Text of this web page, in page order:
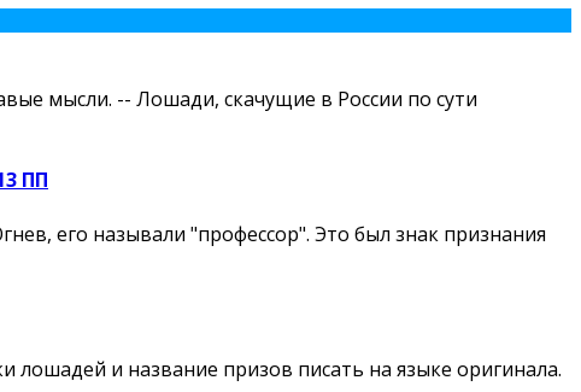
мысли. -- Лошади, скачущие в России по сути
ПП
его называли "профессор". Это был знак признания
лошадей и название призов писать на языке оригинала.